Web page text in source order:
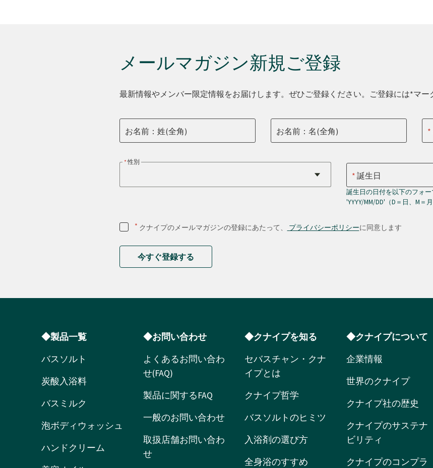
メールマガジン新規ご登録
最新情報やメンバー限定情報をお届けします。ぜひご登録ください。ご登録には*マー
お名前：姓(全角) お名前：名(全角)
性別
誕生日
誕生日の日付を以下のフォ
'YYYY/MM/DD'（D＝日、M＝月
* クナイプのメールマガジンの登録にあたって、 プライバシーポリシーに同意します
今すぐ登録する
◆製品一覧
バスソルト
炭酸入浴料
バスミルク
泡ボディウォッシュ
ハンドクリーム
◆お問い合わせ
よくあるお問い合わ
せ(FAQ)
製品に関するFAQ
一般のお問い合わせ
取扱店舗お問い合わ
せ
◆クナイプを知る
セバスチャン・クナ
イプとは
クナイプ哲学
バスソルトのヒミツ
入浴剤の選び方
全身浴のすすめ
◆クナイプについて
企業情報
世界のクナイプ
クナイプ社の歴史
クナイプのサステナ
ビリティ
クナイプのコンプラ